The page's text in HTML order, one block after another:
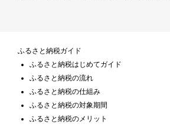
ふるさと納税ガイド
ふるさと納税はじめてガイド
ふるさと納税の流れ
ふるさと納税の仕組み
ふるさと納税の対象期間
ふるさと納税のメリット